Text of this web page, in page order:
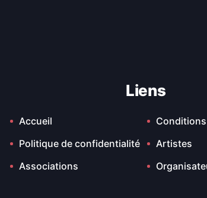
Liens
Accueil
Politique de confidentialité
Artistes
Associations